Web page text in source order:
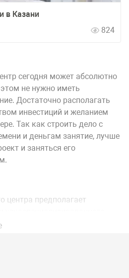
в Казани
824
сегодня может абсолютно
не нужно иметь
Достаточно располагать
инвестиций и желанием
Так как строить дело с
и деньгам занятие, лучше
и заняться его
центра предполагает
Бизнес требует заключения
пожарными и